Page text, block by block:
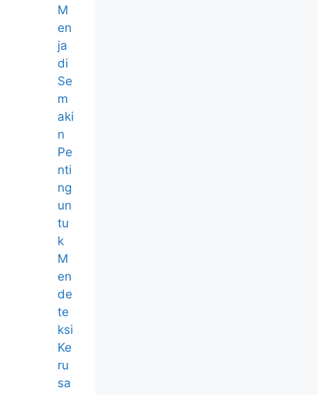
M
en
ja
di
Se
m
aki
n
Pe
nti
ng
un
tu
k
M
en
de
te
ksi
Ke
ru
sa